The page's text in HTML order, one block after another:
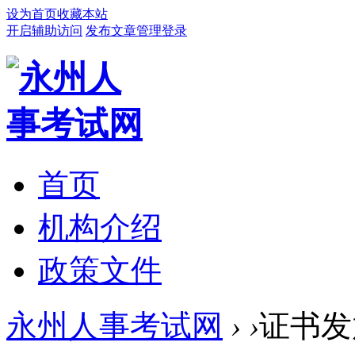
设为首页收藏本站
开启辅助访问 发布文章管理登录
首页
机构介绍
政策文件
永州人事考试网 › ›证书